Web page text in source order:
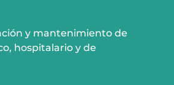
y mantenimiento de
hospitalario y de